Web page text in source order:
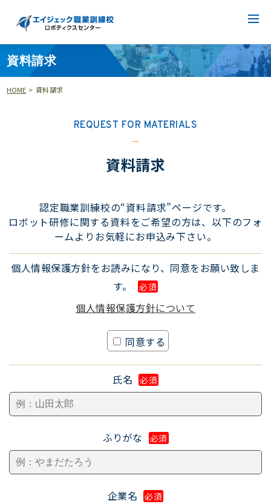
資料請求
HOME > 資料請求
REQUEST FOR MATERIALS
資料請求
認定職業訓練校の“資料請求”ページです。
ロボット研修に関する資料をご希望の方は、以下のフォ
ームよりお気軽にお申込み下さい。
個人情報保護方針をお読みになり、同意をお願い致しま
す。
必須
個人情報保護方針について
同意する
氏名 必須
ふりがな 必須
企業名 必須